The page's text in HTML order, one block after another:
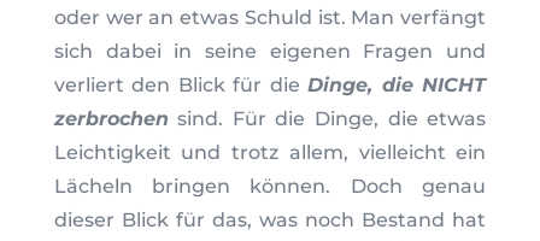
oder wer an etwas Schuld ist. Man verfängt
sich dabei in seine eigenen Fragen und
verliert den Blick für dieDinge, die NICHT
zerbrochen sind. Für die Dinge, die etwas
Leichtigkeit und trotz allem, vielleicht ein
Lächeln bringen können. Doch genau
dieser Blick für das, was noch Bestand hat